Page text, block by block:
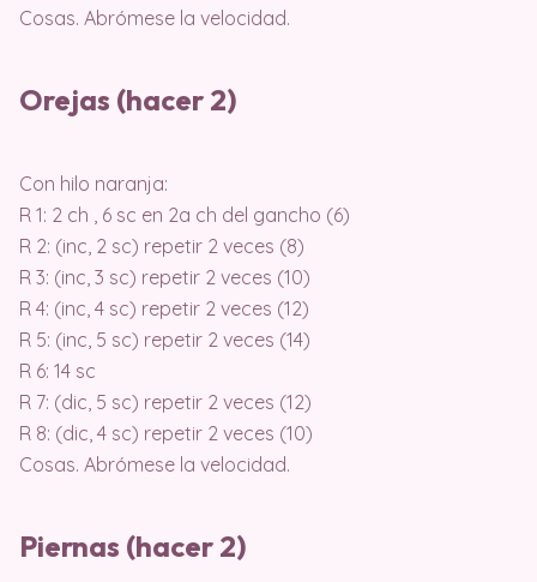
Cosas. Abrómese la velocidad.
Orejas (hacer 2)
Con hilo naranja:
R 1: 2 ch , 6 sc en 2a ch del gancho (6)
R 2: (inc, 2 sc) repetir 2 veces (8)
R 3: (inc, 3 sc) repetir 2 veces (10)
R 4: (inc, 4 sc) repetir 2 veces (12)
R 5: (inc, 5 sc) repetir 2 veces (14)
R 6: 14 sc
R 7: (dic, 5 sc) repetir 2 veces (12)
R 8: (dic, 4 sc) repetir 2 veces (10)
Cosas. Abrómese la velocidad.
Piernas (hacer 2)